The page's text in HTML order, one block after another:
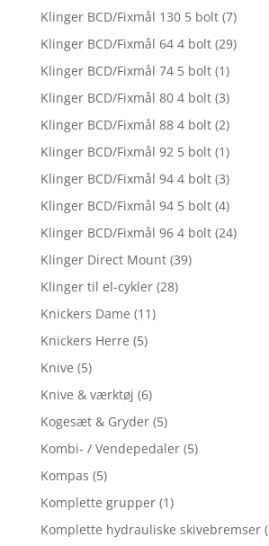
Klinger BCD/Fixmål 130 5 bolt (7)
Klinger BCD/Fixmål 64 4 bolt (29)
Klinger BCD/Fixmål 74 5 bolt (1)
Klinger BCD/Fixmål 80 4 bolt (3)
Klinger BCD/Fixmål 88 4 bolt (2)
Klinger BCD/Fixmål 92 5 bolt (1)
Klinger BCD/Fixmål 94 4 bolt (3)
Klinger BCD/Fixmål 94 5 bolt (4)
Klinger BCD/Fixmål 96 4 bolt (24)
Klinger Direct Mount (39)
Klinger til el-cykler (28)
Knickers Dame (11)
Knickers Herre (5)
Knive (5)
Knive & værktøj (6)
Kogesæt & Gryder (5)
Kombi- / Vendepedaler (5)
Kompas (5)
Komplette grupper (1)
Komplette hydrauliske skivebremser